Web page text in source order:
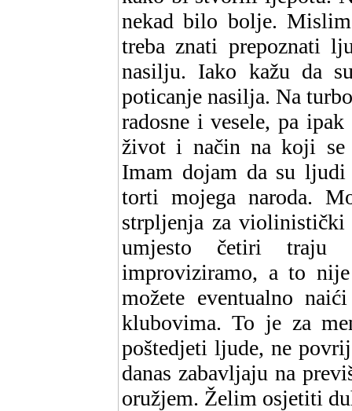
nekad bilo bolje.
treba znati prepoznati
nasilju. Iako kažu da
poticanje nasilja. Na
radosne i vesele, pa
život i način na koji se
Imam dojam da su
torti mojega naroda.
strpljenja za
umjesto četiri traju
improviziramo, a to
možete eventualno
klubovima. To je za
poštedjeti ljude, ne
danas zabavljaju na
oružjem. Želim osjetiti